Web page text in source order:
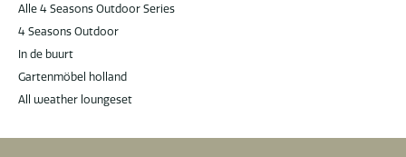
Alle 4 Seasons Outdoor Series
4 Seasons Outdoor
In de buurt
Gartenmöbel holland
All weather loungeset